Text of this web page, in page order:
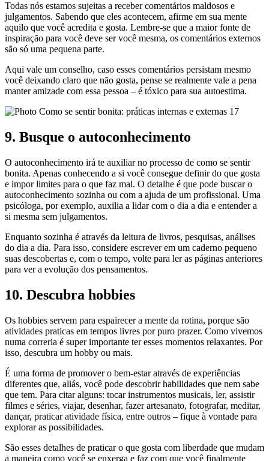
Todas nós estamos sujeitas a receber comentários maldosos e
julgamentos. Sabendo que eles acontecem, afirme em sua mente
aquilo que você acredita e gosta. Lembre-se que a maior fonte de
inspiração para você deve ser você mesma, os comentários externos
são só uma pequena parte.
Aqui vale um conselho, caso esses comentários persistam mesmo
você deixando claro que não gosta, pense se realmente vale a pena
manter amizade com essa pessoa – é tóxico para sua autoestima.
9. Busque o autoconhecimento
O autoconhecimento irá te auxiliar no processo de como se sentir
bonita. Apenas conhecendo a si você consegue definir do que gosta
e impor limites para o que faz mal. O detalhe é que pode buscar o
autoconhecimento sozinha ou com a ajuda de um profissional. Uma
psicóloga, por exemplo, auxilia a lidar com o dia a dia e entender a
si mesma sem julgamentos.
Enquanto sozinha é através da leitura de livros, pesquisas, análises
do dia a dia. Para isso, considere escrever em um caderno pequeno
suas descobertas e, com o tempo, volte para ler as páginas anteriores
para ver a evolução dos pensamentos.
10. Descubra hobbies
Os hobbies servem para espairecer a mente da rotina, porque são
atividades praticas em tempos livres por puro prazer. Como vivemos
numa correria é super importante ter esses momentos relaxantes. Por
isso, descubra um hobby ou mais.
É uma forma de promover o bem-estar através de experiências
diferentes que, aliás, você pode descobrir habilidades que nem sabe
que tem. Para citar alguns: tocar instrumentos musicais, ler, assistir
filmes e séries, viajar, desenhar, fazer artesanato, fotografar, meditar,
dançar, praticar atividade física, entre outros – fique à vontade para
explorar as possibilidades.
São esses detalhes de praticar o que gosta com liberdade que mudam
a maneira como você se enxerga e faz com que você finalmente